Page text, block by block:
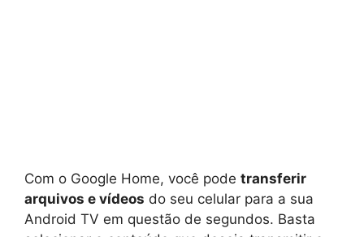
Com o Google Home, você pode transferir
arquivos e vídeos do seu celular para a sua
Android TV em questão de segundos. Basta